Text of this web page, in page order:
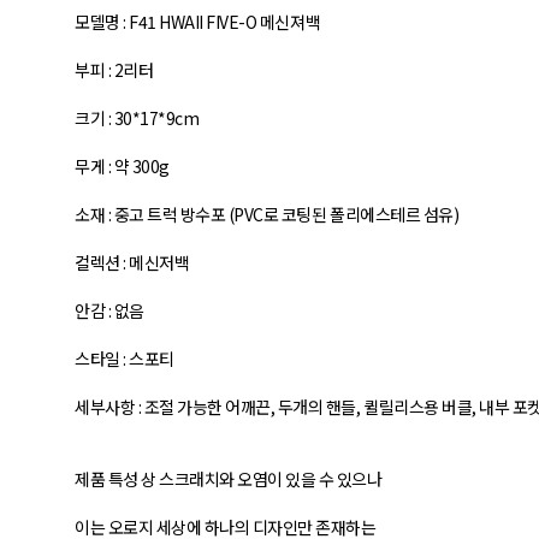
모델명 : F41 HWAII FIVE-O 메신져백
부피 : 2리터
크기 : 30*17*9cm
무게 : 약 300g
소재 : 중고 트럭 방수포 (PVC로 코팅된 폴리에스테르 섬유)
컬렉션 : 메신저백
안감 : 없음
스타일 : 스포티
세부사항 : 조절 가능한 어깨끈, 두개의 핸들, 퀼릴리스용 버클, 내부 포
제품 특성 상 스크래치와 오염이 있을 수 있으나
이는 오로지 세상에 하나의 디자인만 존재하는